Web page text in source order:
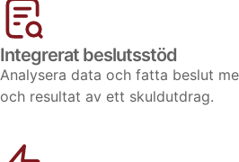
Integrerat beslutsstöd
Analysera data och fatta beslut
och resultat av ett skuldutdrag.